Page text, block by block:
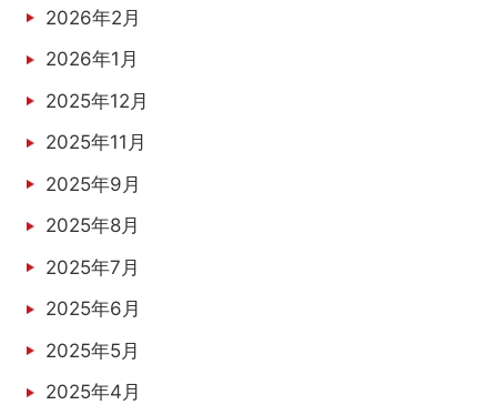
2026年2月
2026年1月
2025年12月
2025年11月
2025年9月
2025年8月
2025年7月
2025年6月
2025年5月
2025年4月